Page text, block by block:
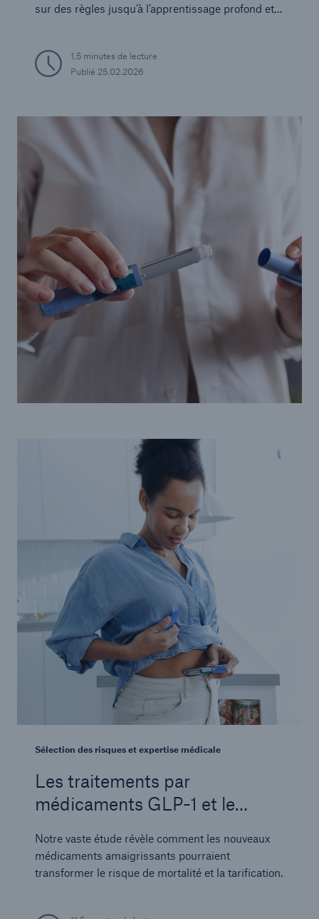
sur des règles jusqu’à l’apprentissage profond et à
recherche et l’efficacité clinique.
1,5 minutes de lecture
Publié 25.02.2026
Sélection des risques et expertise médicale
Les traitements par
médicaments GLP-1 et le
pour les compagnies
d’assurance vie
Notre vaste étude révèle comment les nouveaux
médicaments amaigrissants pourraient
transformer le risque de mortalité et la tarification.